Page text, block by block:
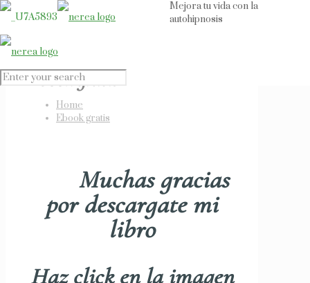
Mejora tu vida con la
autohipnosis
Ebook gratis
Home
Ebook gratis
Muchas gracias
por descargate mi
libro
Haz click en la imagen